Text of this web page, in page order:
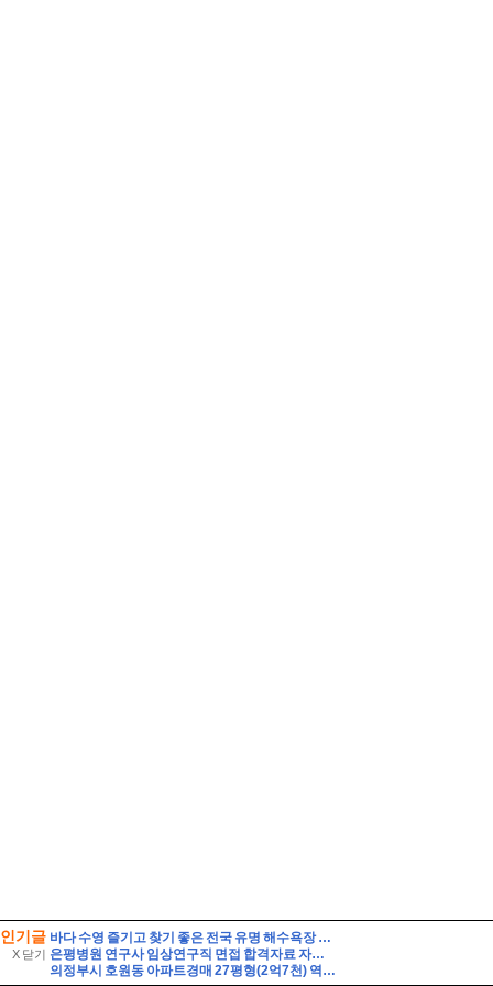
인기글
X 닫기
바다 수영 즐기고 찾기 좋은 전국 유명 해수욕장 맛집
은평병원 연구사 임상연구직 면접 합격자료 자기소개 스크립트 및 실제 면접 합격 답안
의정부시 호원동 아파트경매 27평형(2억7천) 역세권 회룡역인근 호원우성3차 20층 유찰1회 의정부호원우성3차아파트 부동산경매 매매